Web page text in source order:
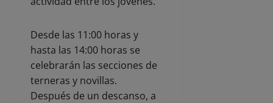
Desde las 11:00 horas y
hasta las 14:00 horas se
celebrarán las secciones de
terneras y novillas.
Después de un descanso, a